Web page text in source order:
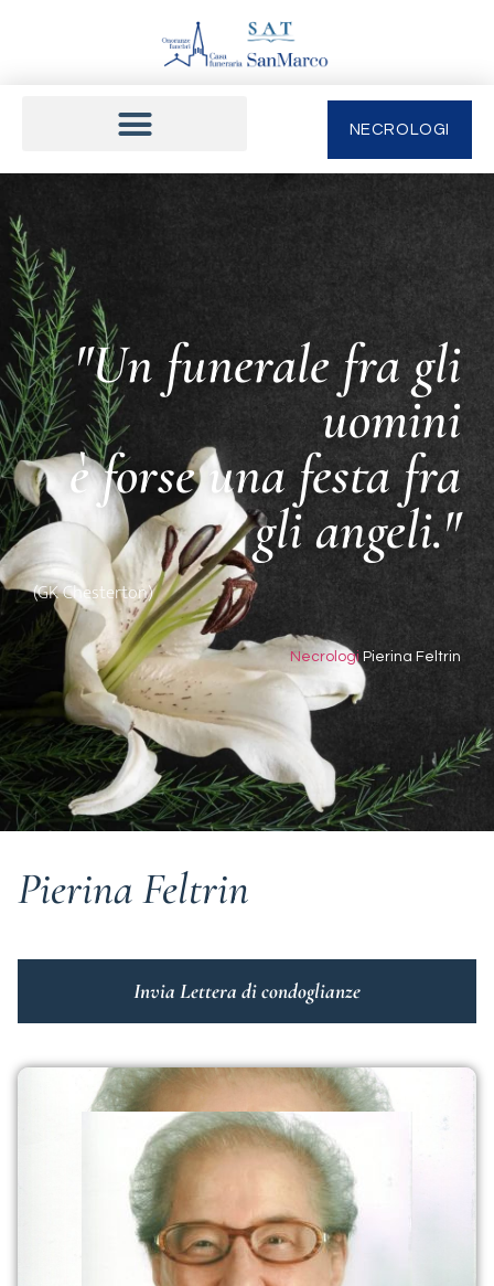
NECROLOGI
"Un funerale fra gli
uomini
è forse una festa fra
gli angeli."
(GK Chesterton)
Necrologi Pierina Feltrin
Pierina Feltrin
Invia Lettera di condoglianze